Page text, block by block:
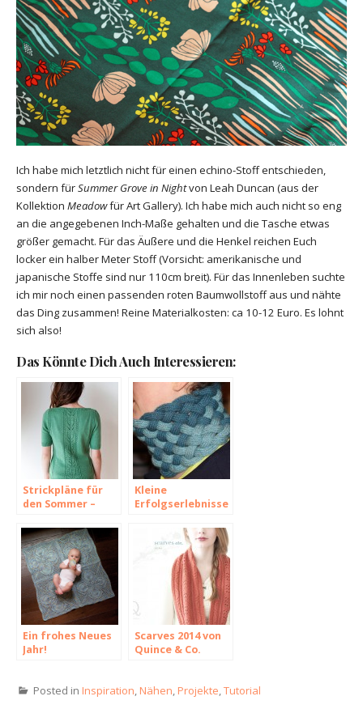
Ich habe mich letztlich nicht für einen echino-Stoff entschieden,
sondern fürSummer Grove in Nightvon Leah Duncan (aus der
Kollektion Meadowfür Art Gallery). Ich habe mich auch nicht so eng
an die angegebenen Inch-Maße gehalten und die Tasche etwas
größer gemacht. Für das Äußere und die Henkel reichen Euch
locker ein halber Meter Stoff (Vorsicht: amerikanische und
japanische Stoffe sind nur 110cm breit). Für das Innenleben suchte
ich mir noch einen passenden roten Baumwollstoff aus und nähte
das Ding zusammen! Reine Materialkosten: ca 10-12 Euro. Es lohnt
sich also!
Das Könnte Dich Auch Interessieren:
Strickpläne für
den Sommer –
Robin Melanson
Kleine
Erfolgserlebnisse
Ein frohes Neues
Jahr!
Scarves 2014 von
Quince & Co.
Posted in Inspiration, Nähen, Projekte,Tutorial